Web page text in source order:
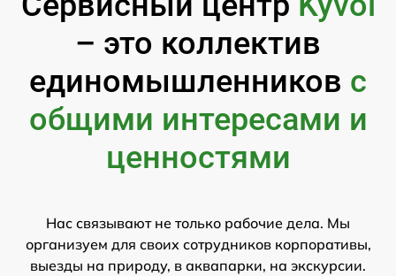
– это коллектив
единомышленников с
общими интересами и
ценностями
Нас связывают не только рабочие дела. Мы
организуем для своих сотрудников корпоративы,
выезды на природу, в аквапарки, на экскурсии.